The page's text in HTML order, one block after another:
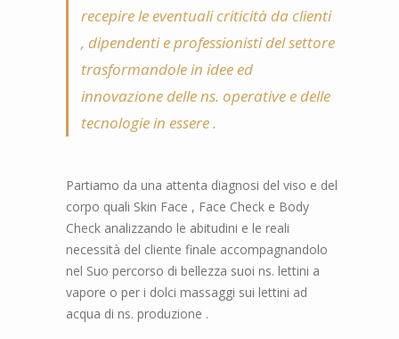
recepire le eventuali criticità da clienti
, dipendenti e professionisti del settore
trasformandole in idee ed
innovazione delle ns. operative e delle
tecnologie in essere .
Partiamo da una attenta diagnosi del viso e del
corpo quali Skin Face , Face Check e Body
Check analizzando le abitudini e le reali
necessità del cliente finale accompagnandolo
nel Suo percorso di bellezza suoi ns. lettini a
vapore o per i dolci massaggi sui lettini ad
acqua di ns. produzione .